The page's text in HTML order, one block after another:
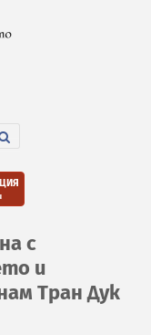
с
и
Тран Дук